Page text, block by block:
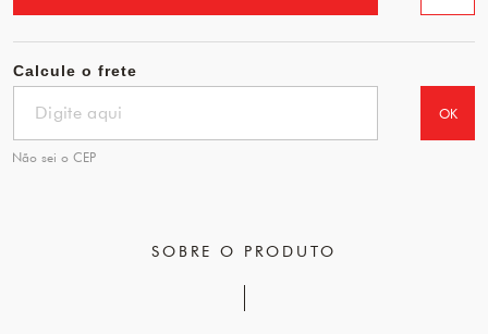
Calcule o frete
OK
Não sei o CEP
SOBRE O PRODUTO